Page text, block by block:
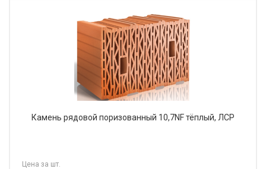
Камень рядовой поризованный 10,7NF тёплый, ЛСР
Цена за шт.